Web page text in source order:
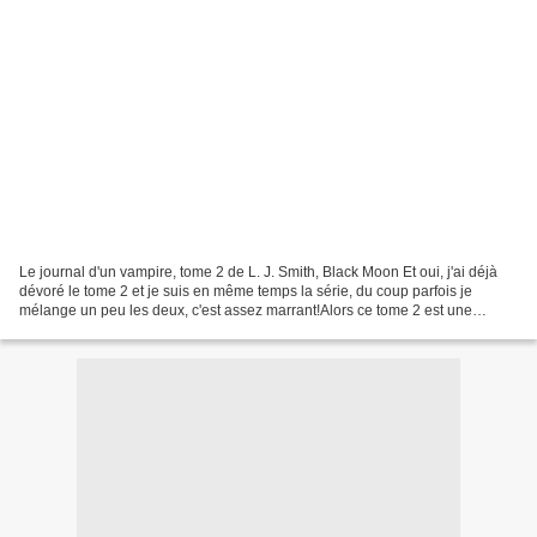
Le journal d'un vampire, tome 2 de L. J. Smith, Black Moon Et oui, j'ai déjà
dévoré le tome 2 et je suis en même temps la série, du coup parfois je
mélange un peu les deux, c'est assez marrant!Alors ce tome 2 est une